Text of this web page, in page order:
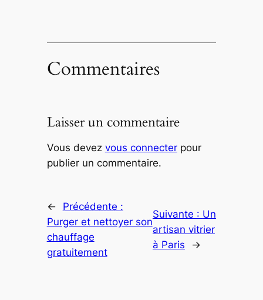
Commentaires
Laisser un commentaire
Vous devez vous connecterpour
publier un commentaire.
←
Précédente :
Purger et nettoyer son
chauffage
gratuitement
Suivante : Un
artisan vitrier
à Paris
→